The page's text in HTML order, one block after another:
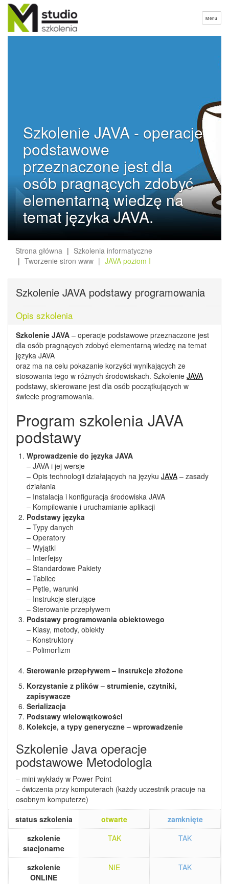
Menu
Szkolenie JAVA - operacje
podstawowe
przeznaczone jest dla
osób pragnących zdobyć
elementarną wiedzę na
temat języka JAVA.
Strona główna
Szkolenia informatyczne
Tworzenie stron www
JAVA poziom I
Szkolenie JAVA podstawy programowania
Opis szkolenia
Szkolenie JAVA – operacje podstawowe przeznaczone jest
dla osób pragnących zdobyć elementarną wiedzę na temat
języka JAVA
oraz ma na celu pokazanie korzyści wynikających ze
stosowania tego w różnych środowiskach. Szkolenie JAVA
podstawy, skierowane jest dla osób początkujących w
świecie programowania.
Program szkolenia JAVA
podstawy
Wprowadzenie do języka JAVA
– JAVA i jej wersje
– Opis technologii działających na języku JAVA – zasady
działania
– Instalacja i konfiguracja środowiska JAVA
– Kompilowanie i uruchamianie aplikacji
Podstawy języka
– Typy danych
– Operatory
– Wyjątki
– Interfejsy
– Standardowe Pakiety
– Tablice
– Pętle, warunki
– Instrukcje sterujące
– Sterowanie przepływem
Podstawy programowania obiektowego
– Klasy, metody, obiekty
– Konstruktory
– Polimorfizm
Sterowanie przepływem – instrukcje złożone
Korzystanie z plików – strumienie, czytniki,
zapisywacze
Serializacja
Podstawy wielowątkowości
Kolekcje, a typy generyczne – wprowadzenie
Szkolenie Java operacje
podstawowe Metodologia
– mini wykłady w Power Point
– ćwiczenia przy komputerach (każdy uczestnik pracuje na
osobnym komputerze)
status szkolenia
otwarte
zamknięte
szkolenie
stacjonarne
TAK TAK
szkolenie
ONLINE
NIE TAK